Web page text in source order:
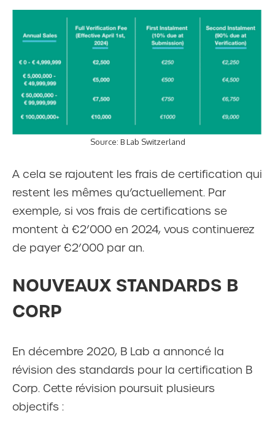
Source: B Lab Switzerland
A cela se rajoutent les frais de certification qui
restent les mêmes qu’actuellement. Par
exemple, si vos frais de certifications se
montent à €2’000 en 2024, vous continuerez
de payer €2’000 par an.
NOUVEAUX STANDARDS B
CORP
En décembre 2020, B Lab a annoncé la
révision des standards pour la certification B
Corp. Cette révision poursuit plusieurs
objectifs :